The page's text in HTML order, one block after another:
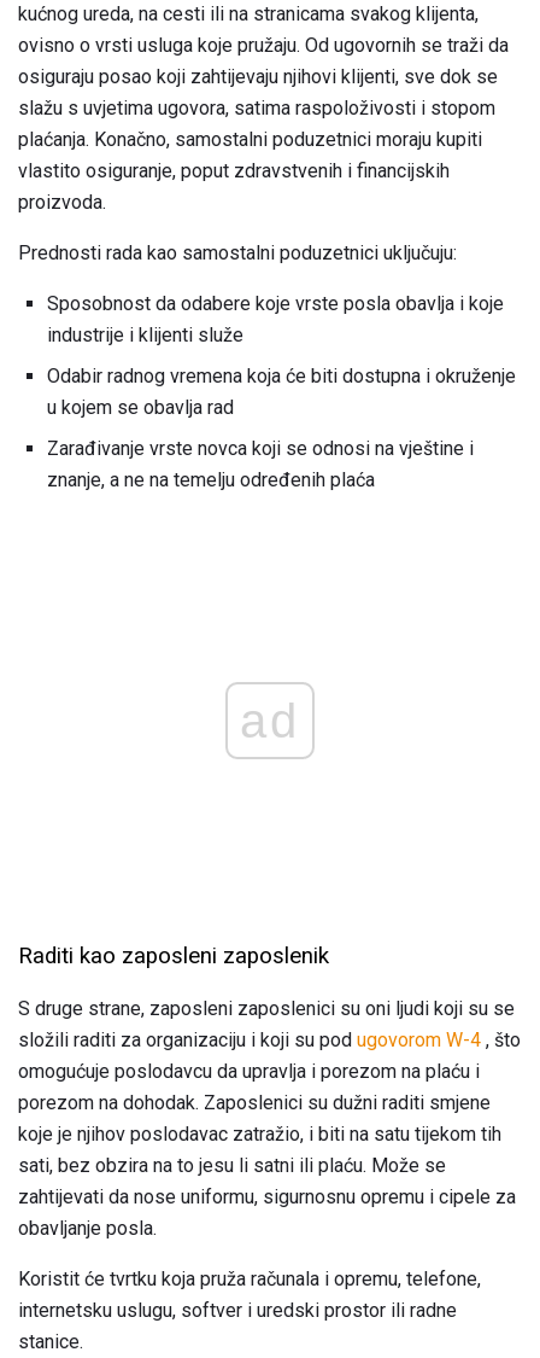
kućnog ureda, na cesti ili na stranicama svakog klijenta,
ovisno o vrsti usluga koje pružaju. Od ugovornih se traži da
osiguraju posao koji zahtijevaju njihovi klijenti, sve dok se
slažu s uvjetima ugovora, satima raspoloživosti i stopom
plaćanja. Konačno, samostalni poduzetnici moraju kupiti
vlastito osiguranje, poput zdravstvenih i financijskih
proizvoda.
Prednosti rada kao samostalni poduzetnici uključuju:
Sposobnost da odabere koje vrste posla obavlja i koje
industrije i klijenti služe
Odabir radnog vremena koja će biti dostupna i okruženje
u kojem se obavlja rad
Zarađivanje vrste novca koji se odnosi na vještine i
znanje, a ne na temelju određenih plaća
ad
Raditi kao zaposleni zaposlenik
S druge strane, zaposleni zaposlenici su oni ljudi koji su se
složili raditi za organizaciju i koji su pod ugovorom W-4 , što
omogućuje poslodavcu da upravlja i porezom na plaću i
porezom na dohodak. Zaposlenici su dužni raditi smjene
koje je njihov poslodavac zatražio, i biti na satu tijekom tih
sati, bez obzira na to jesu li satni ili plaću. Može se
zahtijevati da nose uniformu, sigurnosnu opremu i cipele za
obavljanje posla.
Koristit će tvrtku koja pruža računala i opremu, telefone,
internetsku uslugu, softver i uredski prostor ili radne
stanice.